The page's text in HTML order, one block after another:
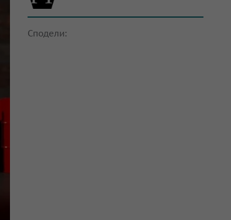
Сподели: